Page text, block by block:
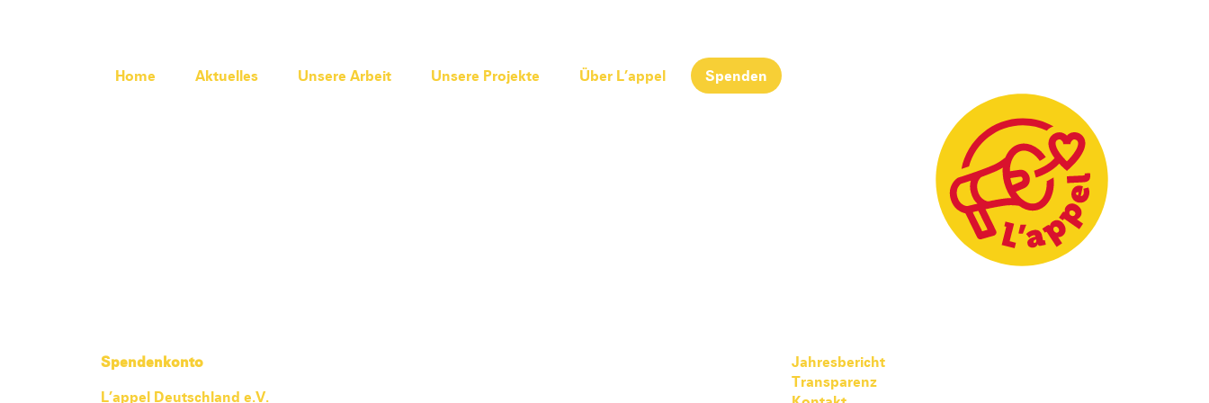
Home Aktuelles Unsere Arbeit Unsere Projekte Über L’appel Spenden
Spendenkonto
L’appel Deutschland e.V.
Jahresbericht
Transparenz